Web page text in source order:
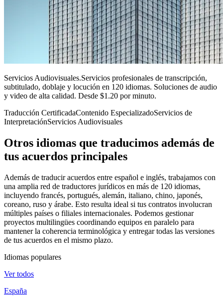
Servicios Audiovisuales.Servicios profesionales de transcripción,
subtitulado, doblaje y locución en 120 idiomas. Soluciones de audio
y video de alta calidad. Desde $1.20 por minuto.
Traducción CertificadaContenido EspecializadoServicios de
InterpretaciónServicios Audiovisuales
Otros idiomas que traducimos además de
tus acuerdos principales
Además de traducir acuerdos entre español e inglés, trabajamos con
una amplia red de traductores jurídicos en más de 120 idiomas,
incluyendo francés, portugués, alemán, italiano, chino, japonés,
coreano, ruso y árabe. Esto resulta ideal si tus contratos involucran
múltiples países o filiales internacionales. Podemos gestionar
proyectos multilingües coordinando equipos en paralelo para
mantener la coherencia terminológica y entregar todas las versiones
de tus acuerdos en el mismo plazo.
Idiomas populares
Ver todos
España